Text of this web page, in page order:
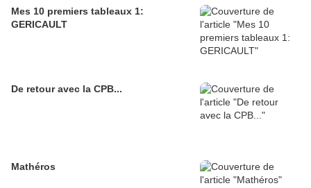
Mes 10 premiers tableaux 1:
GERICAULT
De retour avec la CPB...
Mathéros